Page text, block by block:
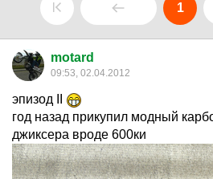
1
motard
09:53, 02.04.2012
эпизод II
год назад прикупил модный
джиксера вроде 600ки